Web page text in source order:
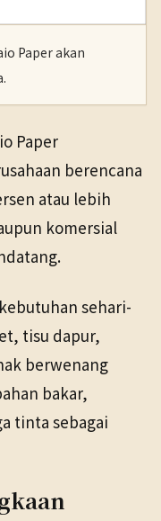
Paper akan
Paper
berencana
atau lebih
komersial
sehari-
tisu dapur,
berwenang
bakar,
tinta sebagai